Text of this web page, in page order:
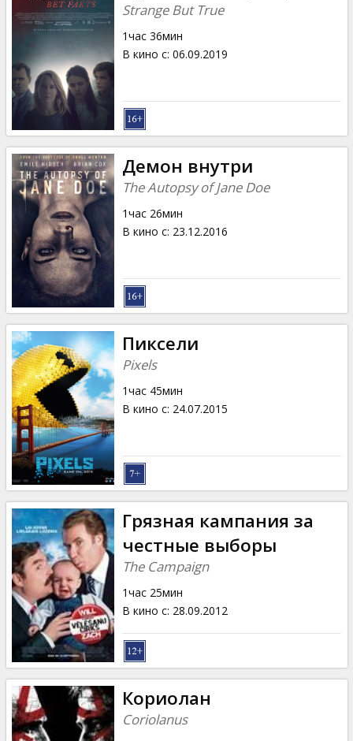
Strange But True
1час 36мин
В кино с: 06.09.2019
Демон внутри
The Autopsy of Jane Doe
1час 26мин
В кино с: 23.12.2016
Пиксели
Pixels
1час 45мин
В кино с: 24.07.2015
Грязная кампания за
честные выборы
The Campaign
1час 25мин
В кино с: 28.09.2012
Кориолан
Coriolanus